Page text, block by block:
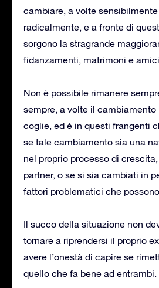
cambiare, a volte
radicalmente, e a fronte di
sorgono la stragrande
fidanzamenti, matrimoni e
Non è possibile rimanere
sempre, a volte il cambiamento
coglie, ed è in questi frangenti
se tale cambiamento sia una
nel proprio processo di
partner, o se si sia cambiati in
fattori problematici che
Il succo della situazione non
tornare a riprendersi il proprio
avere l’onestà di capire se
quello che fa bene ad entrambi.